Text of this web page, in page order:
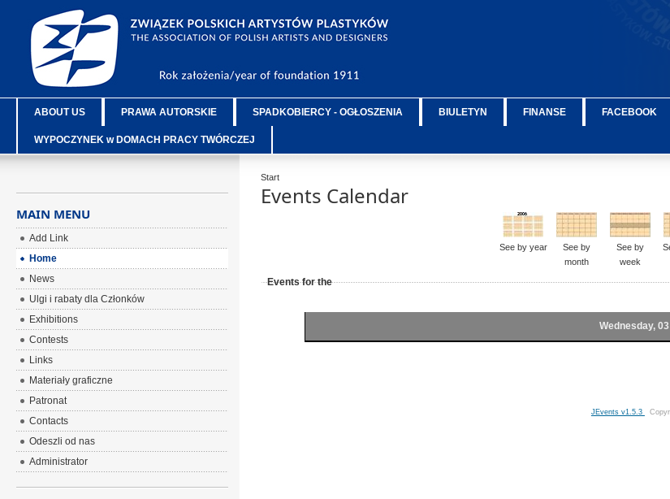
ABOUT US PRAWA AUTORSKIE SPADKOBIERCY - OGŁOSZENIA BIULETYN FINANSE FACEBOOK
WYPOCZYNEK w DOMACH PRACY TWÓRCZEJ
Start
Events Calendar
See by year
See by
month
See by
week
Events for the
Wednesday,
JEvents v1.5.3
MAIN MENU
Add Link
Home
News
Ulgi i rabaty dla Członków
Exhibitions
Contests
Links
Materiały graficzne
Patronat
Contacts
Odeszli od nas
Administrator